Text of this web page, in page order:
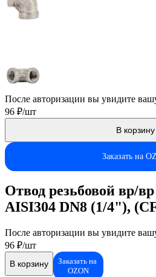
После авторизации вы увидите
96 ₽/шт
В корзину
Заказать на
Отвод резьбовой вр/
AISI304 DN8 (1/4"),
После авторизации вы увидите
96 ₽/шт
В корзину
Заказать на
OZON